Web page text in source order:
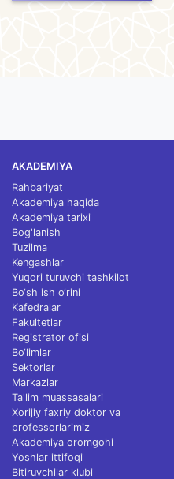
AKADEMIYA
Rahbariyat
Akademiya haqida
Akademiya tarixi
Bog'lanish
Tuzilma
Kengashlar
Yuqori turuvchi tashkilot
Bo‘sh ish o‘rini
Kafedralar
Fakultetlar
Registrator ofisi
Bo‘limlar
Sektorlar
Markazlar
Ta'lim muassasalari
Xorijiy faxriy doktor va
professorlarimiz
Akademiya oromgohi
Yoshlar ittifoqi
Bitiruvchilar klubi